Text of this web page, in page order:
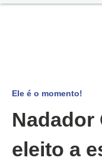
Ele é o momento!
Nadador
eleito a